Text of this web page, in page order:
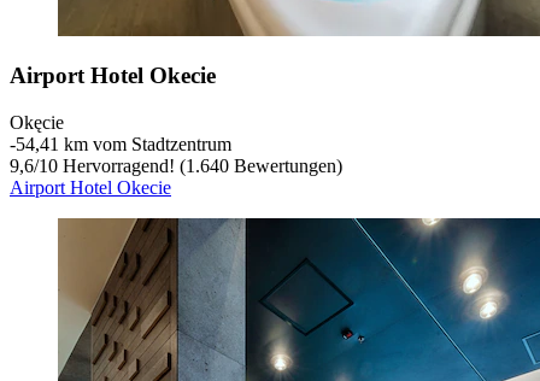
Airport Hotel Okecie
Okęcie
‐54,41 km vom Stadtzentrum
9,6/10 Hervorragend! (1.640 Bewertungen)
Airport Hotel Okecie